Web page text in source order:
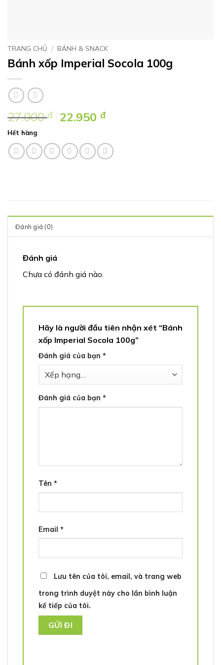
TRANG CHỦ / BÁNH & SNACK
Bánh xốp Imperial Socola 100g
27.000đ
Giá
là:
27.000 ₫.
22.950đGiá
tại
là:
22.950 ₫.
Hết hàng
Đánh giá (0)
Đánh giá
Chưa có đánh giá nào.
Hãy là người đầu tiên nhận xét “Bánh
xốp Imperial Socola 100g”
Đánh giá của bạn *
Đánh giá của bạn *
Tên *
Email *
Lưu tên của tôi, email, và trang web
trong trình duyệt này cho lần bình luận
kế tiếp của tôi.